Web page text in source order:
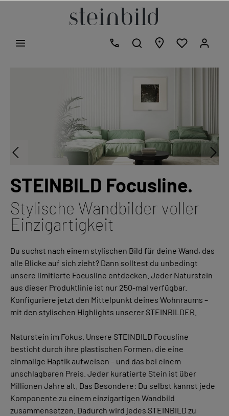
STEINBILD Focusline.
Stylische Wandbilder voller
Einzigartigkeit
Du suchst nach einem stylischen Bild für deine Wand, das
alle Blicke auf sich zieht? Dann solltest du unbedingt
unsere limitierte Focusline entdecken. Jeder Naturstein
aus dieser Produktlinie ist nur 250-mal verfügbar.
Konfiguriere jetzt den Mittelpunkt deines Wohnraums –
mit den stylischen Highlights unserer STEINBILDER.
Naturstein im Fokus. Unsere STEINBILD Focusline
besticht durch ihre plastischen Formen, die eine
einmalige Haptik aufweisen – und das bei einem
unschlagbaren Preis. Jeder kuratierte Stein ist über
Millionen Jahre alt. Das Besondere: Du selbst kannst jede
Komponente zu einem einzigartigen Wandbild
zusammensetzen. Dadurch wird jedes STEINBILD zu